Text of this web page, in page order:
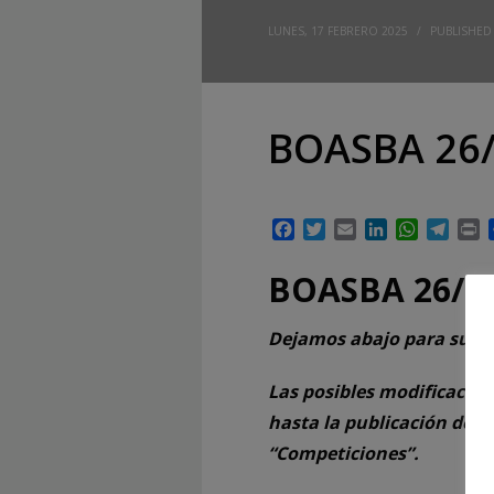
LUNES, 17 FEBRERO 2025 /
BOASBA
Facebook
TwitterEmailLinkedIn
BOASBA
Dejamos abajo para su
Las posibles
hasta la publicación del
“Competiciones”.